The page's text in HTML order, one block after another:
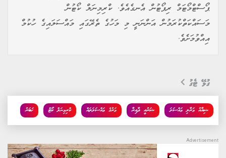
ޕޯސްޓްމޯޓަމް ރިޕޯޓުން އެނގެއެވެ. ކްރިމިނަލް ކޯޓުން
މަސައްކަތްކުރަމުން އަންނަނީ މި މަހުގެ ތެރޭގައި މައްސަލައިގެ ހުކުމް
އިއްވުމަށެވެ.
ގުޅޭ ޓެގު
ޚަބަރު ކްރިމިނަލް ކޯޓް މަރުގެ މައްސަލަތައް ޝަރުއީ ދާއިރާ ޝިއާއު މަރާލި މައްސަލަ